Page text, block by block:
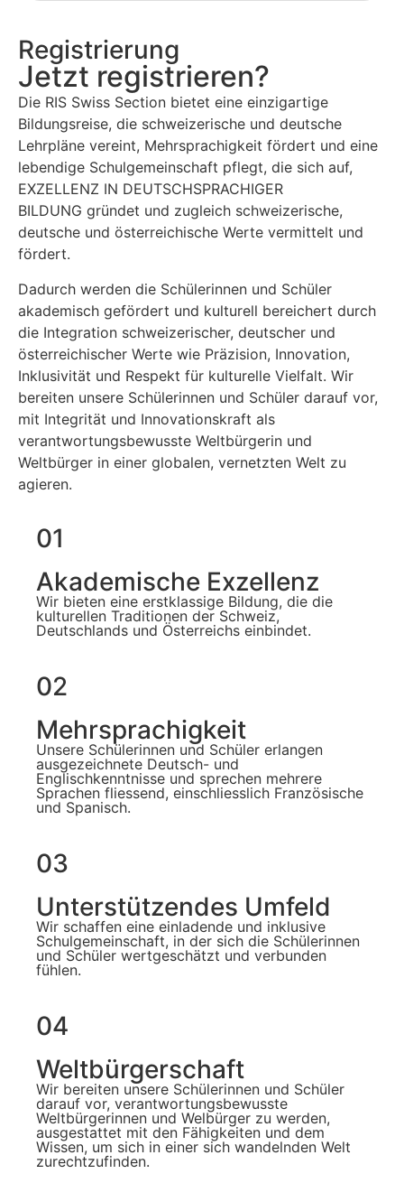
Registrierung
Jetzt registrieren?
Die RIS Swiss Section bietet eine einzigartige
Bildungsreise, die schweizerische und deutsche
Lehrpläne vereint, Mehrsprachigkeit fördert und eine
lebendige Schulgemeinschaft pflegt, die sich auf,
EXZELLENZ IN DEUTSCHSPRACHIGER
BILDUNG gründet und zugleich schweizerische,
deutsche und österreichische Werte vermittelt und
fördert.
Dadurch werden die Schülerinnen und Schüler
akademisch gefördert und kulturell bereichert durch
die Integration schweizerischer, deutscher und
österreichischer Werte wie Präzision, Innovation,
Inklusivität und Respekt für kulturelle Vielfalt. Wir
bereiten unsere Schülerinnen und Schüler darauf vor,
mit Integrität und Innovationskraft als
verantwortungsbewusste Weltbürgerin und
Weltbürger in einer globalen, vernetzten Welt zu
agieren.
01
Akademische Exzellenz
Wir bieten eine erstklassige Bildung, die die
kulturellen Traditionen der Schweiz,
Deutschlands und Österreichs einbindet.
02
Mehrsprachigkeit
Unsere Schülerinnen und Schüler erlangen
ausgezeichnete Deutsch- und
Englischkenntnisse und sprechen mehrere
Sprachen fliessend, einschliesslich Französische
und Spanisch.
03
Unterstützendes Umfeld
Wir schaffen eine einladende und inklusive
Schulgemeinschaft, in der sich die Schülerinnen
und Schüler wertgeschätzt und verbunden
fühlen.
04
Weltbürgerschaft
Wir bereiten unsere Schülerinnen und Schüler
darauf vor, verantwortungsbewusste
Weltbürgerinnen und Welbürger zu werden,
ausgestattet mit den Fähigkeiten und dem
Wissen, um sich in einer sich wandelnden Welt
zurechtzufinden.